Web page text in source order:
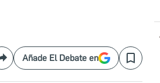
CompartirAñade El Debate en Save